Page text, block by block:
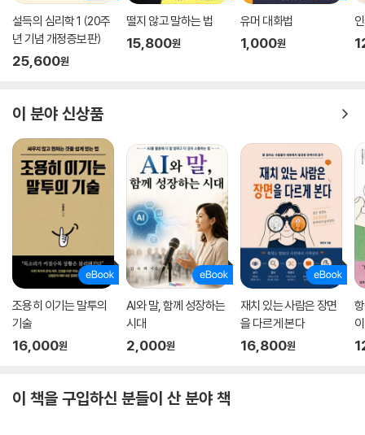
‘그래서 결론을 어떻게 내지?’하면서 복잡한 머릿속을 부여잡던 이들을 위
한 나침반이 될 것이다.
√ 이런 분께 추천해요!
- 갑작스럽게 걸려오는 전화가 두려운 사람
- 미팅이나 회의할 때 내 의견을 똑 부러지게 말해 주위로부터 인정받고 싶
은 사람
- 근거 있는 말을 유창하게 하고 싶은 사람
- 업무 진행 순서를 늘 고민하는 사람
- 일단 상대방의 논리적 허점부터 지적하고 싶은 사람
- 평소에 “너 T야?”라는 말을 자주 듣는 사람
설득의 심리학 1 (20주
년 기념 개정증보판)
25,600원
떨지 않고 말하는 법
15,800원
유머 대화법
1,000원
이 분야 신상품
조용히 이기는 말투의
기술
16,000원
AI와 말, 함께 성장하는
시대
2,000원
재치 있는 사람은 장면
을 다르게 본다
16,800원
이 책을 구입하신 분들이 산 분야 책